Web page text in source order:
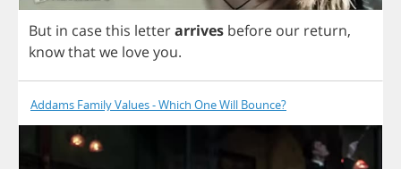
But in casethis letterarrives before our return,
knowthatwe loveyou.
Addams Family Values - Which One Will Bounce?